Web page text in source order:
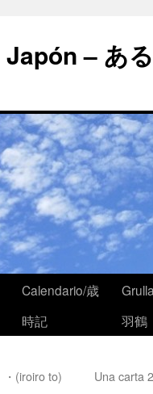
– あ
Calendario/歳
時記
羽鶴
(iroiro to) Una carta